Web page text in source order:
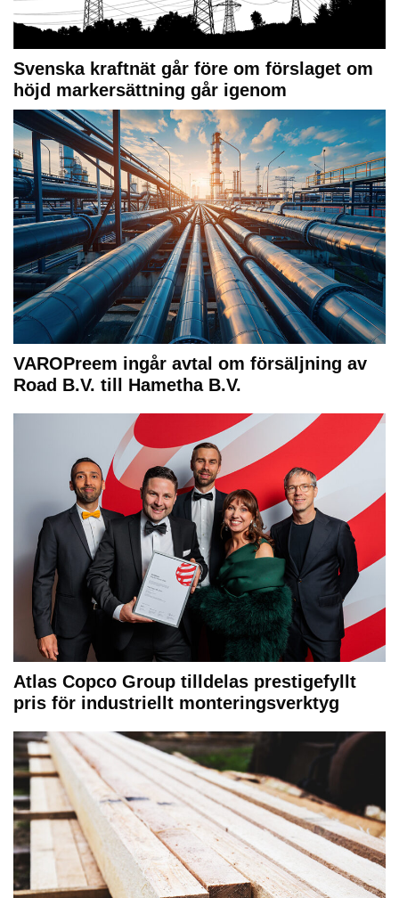
Svenska kraftnät går före om förslaget om
höjd markersättning går igenom
VAROPreem ingår avtal om försäljning av
Road B.V. till Hametha B.V.
Atlas Copco Group tilldelas prestigefyllt
pris för industriellt monteringsverktyg